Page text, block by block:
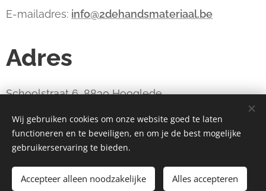
Toevoegen aan de winkelwagen
E-mailadres: info@2dehandsmateriaal.be
Adres
Schoolstraat 6, 8830 Hooglede
webdesign estart.be Cookies
Wij gebruiken cookies om onze website goed te laten
functioneren en te beveiligen, en om je de best mogelijke
gebruikerservaring te bieden.
Accepteer alleen noodzakelijke Alles accepteren